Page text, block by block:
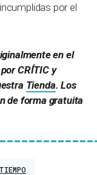
por el
en el
CRÍTIC y
Tienda. Los
de forma gratuita
TIEMPO